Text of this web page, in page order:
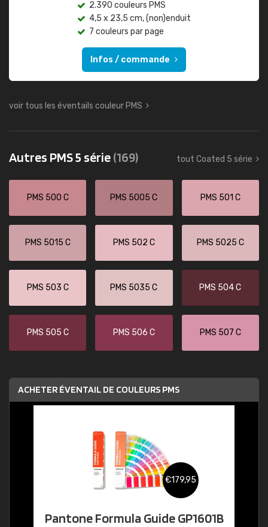
2.390 couleurs PMS
4,5 x 23,5 cm, (non)enduit
7 couleurs par page
Infos / commande
voir tous les éventails couleur PMS
Autres PMS 5 série(169) tout Coated 5 série
PMS 500 C PMS 5005 C PMS 501 C
PMS 5015 C PMS 502 C PMS 5025 C
PMS 503 C PMS 5035 C PMS 504 C
PMS 505 C PMS 506 C PMS 507 C
ACHETER ÉVENTAIL DE COULEURS PMS
€179,95
Pantone Formula Guide GP1601B